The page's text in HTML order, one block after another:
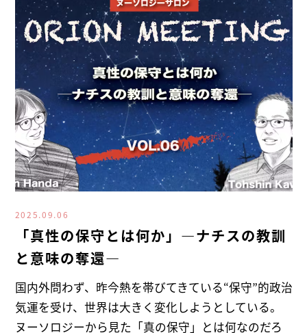
2025.09.06
「真性の保守とは何か」―ナチスの教訓
と意味の奪還―
国内外問わず、昨今熱を帯びてきている“保守”的政治
気運を受け、世界は大きく変化しようとしている。
ヌーソロジーから見た「真の保守」とは何なのだろ